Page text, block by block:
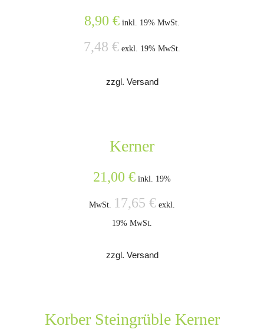
8,90 € inkl. 19% MwSt.
7,48 € exkl. 19% MwSt.
zzgl. Versand
Kerner
21,00 € inkl. 19%
MwSt. 17,65 € exkl.
19% MwSt.
zzgl. Versand
Korber Steingrüble Kerner